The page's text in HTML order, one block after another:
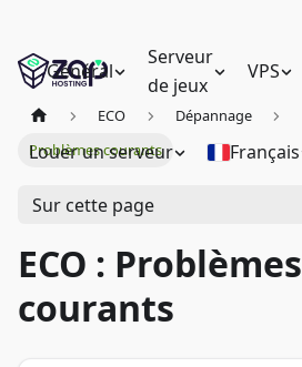
Général
Serveur
de jeux
VPS
Louer un serveur Français
ECO
Dépannage
Problèmes courants
Sur cette page
ECO : Problèmes
courants